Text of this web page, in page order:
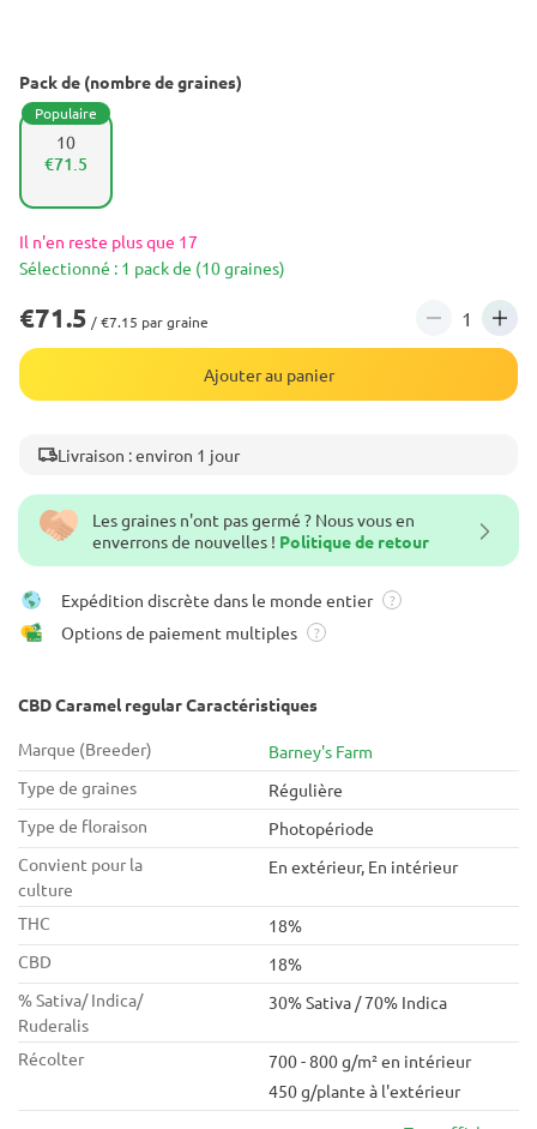
Les graines n'ont pas germé ? Nous vous en
enverrons de nouvelles ! Politique de retour
Expédition discrète dans le monde entier ?
Options de paiement multiples ?
CBD Caramel regular Caractéristiques
Marque (Breeder)
Barney's Farm
Type de graines
Régulière
Type de floraison
Photopériode
Convient pour la
culture
En extérieur, En intérieur
THC
18%
CBD
18%
% Sativa/ Indica/
Ruderalis
30% Sativa / 70% Indica
Récolter
700 - 800 g/m² en intérieur
450 g/plante à l'extérieur
Pack de (nombre de graines)
10
Populaire
€71.5
Il n'en reste plus que 17
Sélectionné : 1 pack de (10 graines)
€71.5 / €7.15 par graine
Ajouter au panier
Livraison : environ 1 jour